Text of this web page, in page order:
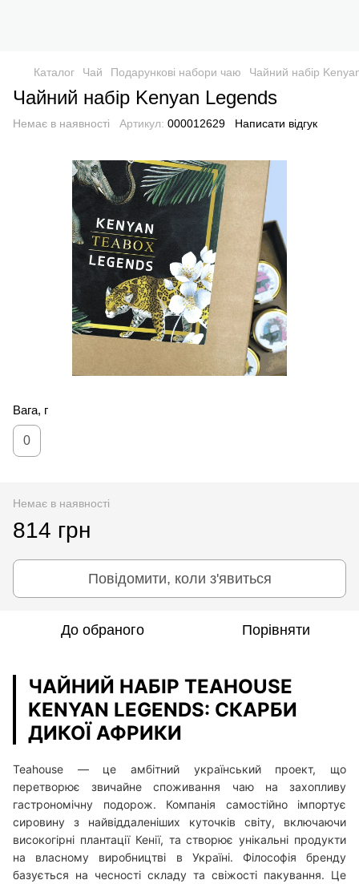
Каталог Чай Подарункові набори чаю Чайний набір
Чайний набір Kenyan Legends
Немає в наявності Артикул: 000012629 Написати відгук
Вага, г
0
Немає в наявності
814 грн
Повідомити, коли з'явиться
До обраного Порівняти
ЧАЙНИЙ НАБІР TEAHOUSE
KENYAN LEGENDS: СКАРБИ
ДИКОЇ АФРИКИ
Teahouse — це амбітний український проект, що
перетворює звичайне споживання чаю на захопливу
гастрономічну подорож. Компанія самостійно імпортує
сировину з найвіддаленіших куточків світу, включаючи
високогірні плантації Кенії, та створює унікальні продукти
на власному виробництві в Україні. Філософія бренду
базується на чесності складу та свіжості пакування. Це